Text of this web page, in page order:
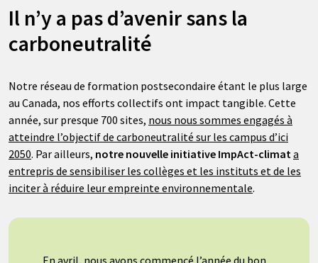
Il n’y a pas d’avenir sans la
carboneutralité
Notre réseau de formation postsecondaire étant le plus large
au Canada, nos efforts collectifs ont impact tangible. Cette
année, sur presque 700 sites, nous nous sommes engagés à
atteindre l’objectif de carboneutralité sur les campus d’ici
2050. Par ailleurs, notre nouvelle initiative ImpAct-climat a
entrepris de sensibiliser les collèges et les instituts et de les
inciter à réduire leur empreinte environnementale.
En avril, nous avons commencé l’année du bon